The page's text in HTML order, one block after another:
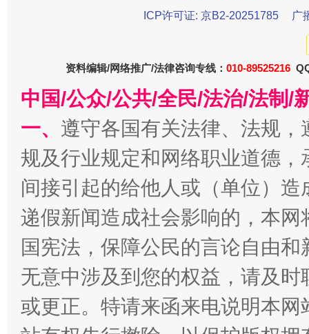
受贿1.44亿！段成刚被判无期 从幼
全民健身五年计划来了！等你上场
ICP许可证: 京B2-20251785
广
资料编辑/网络推广/法律咨询专线： 010-89525216
中国/公众/公共/全民/法治/法制/
一、 遵守各国有关法律、法规
规及行业规定和网络职业道德
间接引起的给他人或（单位）
递假新闻造成社会影响的，本
国宪法，保障公民的言论自由
无意中涉及到您的权益，请及
或更正。特请来函来电说明本